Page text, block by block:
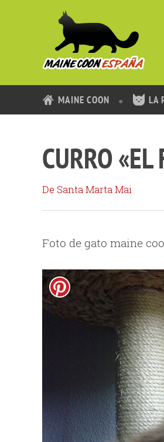
MAINE COON LA
CURRO
De Santa Marta Mai
Foto de gato maine